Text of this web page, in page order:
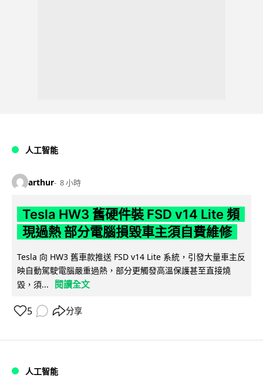
人工智能
arthur 8 小時
Tesla HW3 舊硬件裝 FSD v14 Lite 頻
現過熱 部分電腦損毀車主須自費維修
Tesla 向 HW3 舊車款推送 FSD v14 Lite 系統，引發大量車主反
映自動駕駛電腦嚴重過熱，部分更觸發高溫保護甚至直接燒
毀，須...
閱讀全文
5 分享
人工智能